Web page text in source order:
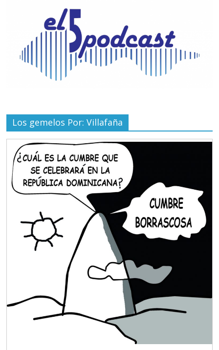
Los gemelos Por: Villafaña